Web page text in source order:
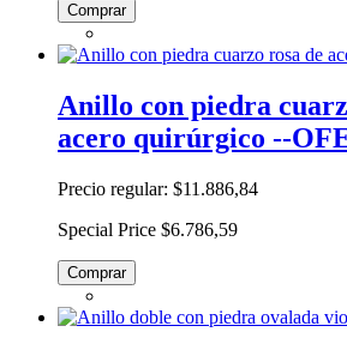
Comprar
Anillo con piedra
acero quirúrgico --
Precio regular: $11.886,84
Special Price $6.786,59
Comprar